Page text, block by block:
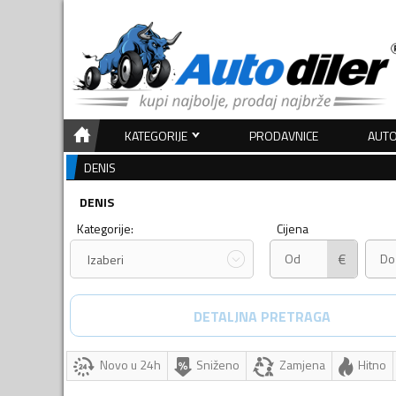
KATEGORIJE PRODAVNICE
DENIS
DENIS
Kategorije:
Izaberi
Cijena
€
DETALJNA PRETRAGA
Novo u 24h Sniženo Zamjena Hitno